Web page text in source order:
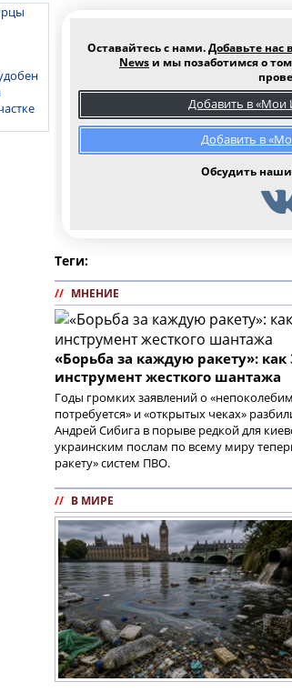
Оставайтесь с нами.Добавьте нас
News и мы позаботимся о
Добавить в «Мои
Добавить в
Обсудить
Теги:
// МНЕНИЕ
«Борьба за каждую ракету»:
инструмент жесткого шантажа
Годы громких заявлений о
потребуется» и «открытых чеках»
Андрей Сибига в порыве редкой для
украинским послам по всему миру
ракету» систем ПВО.
// В МИРЕ